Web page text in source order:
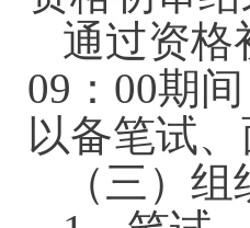
通过资格
09：00期
以备笔试
（三）